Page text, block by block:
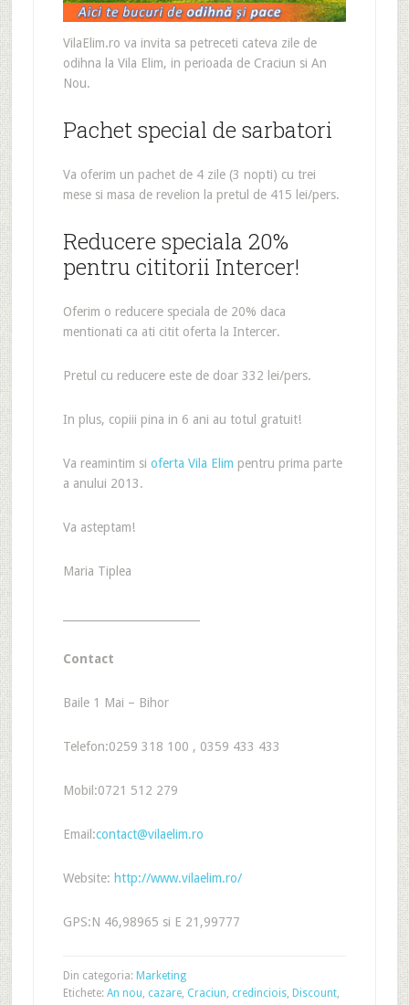
VilaElim.ro va invita sa petreceti cateva zile de
odihna la Vila Elim, in perioada de Craciun si An
Nou.
Pachet special de sarbatori
Va oferim un pachet de 4 zile (3 nopti) cu trei
mese si masa de revelion la pretul de 415 lei/pers.
Reducere speciala 20%
pentru cititorii Intercer!
Oferim o reducere speciala de 20% daca
mentionati ca ati citit oferta la Intercer.
Pretul cu reducere este de doar 332 lei/pers.
In plus, copiii pina in 6 ani au totul gratuit!
Va reamintim si oferta Vila Elim pentru prima parte
a anului 2013.
Va asteptam!
Maria Tiplea
Contact
Baile 1 Mai – Bihor
Telefon:0259 318 100 , 0359 433 433
Mobil:0721 512 279
Email:contact@vilaelim.ro
Website: http://www.vilaelim.ro/
GPS:N 46,98965 si E 21,99777
Din categoria: Marketing
Etichete: An nou, cazare, Craciun, credinciois, Discount,